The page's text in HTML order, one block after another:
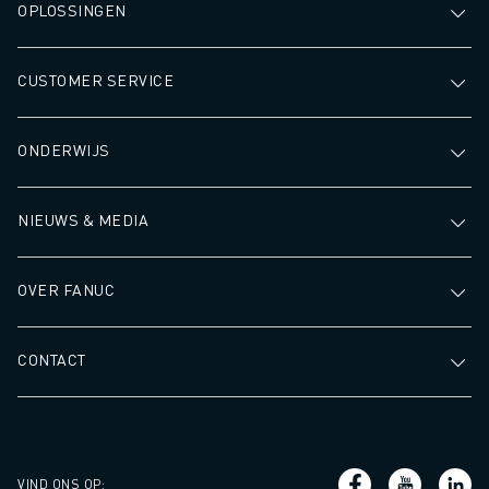
OPLOSSINGEN
CUSTOMER SERVICE
ONDERWIJS
NIEUWS & MEDIA
OVER FANUC
CONTACT
VIND ONS OP: